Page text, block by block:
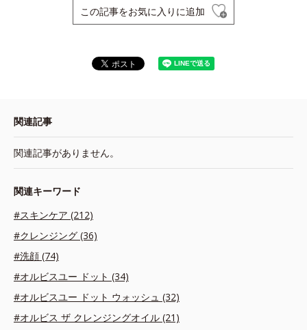
この記事をお気に入りに追加
関連記事
関連記事がありません。
関連キーワード
#スキンケア (212)
#クレンジング (36)
#洗顔 (74)
#オルビスユー ドット (34)
#オルビスユー ドット ウォッシュ (32)
#オルビス ザ クレンジングオイル (21)